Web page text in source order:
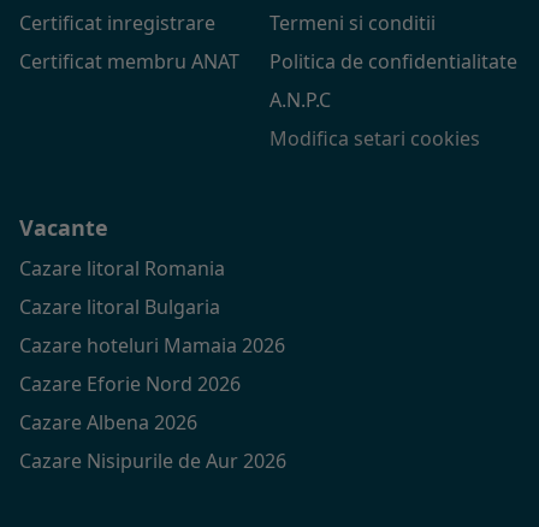
Certificat inregistrare
Certificat membru ANAT
Termeni si conditii
Politica de confidentialitate
A.N.P.C
Modifica setari cookies
Vacante
Cazare litoral Romania
Cazare litoral Bulgaria
Cazare hoteluri Mamaia 2026
Cazare Eforie Nord 2026
Cazare Albena 2026
Cazare Nisipurile de Aur 2026